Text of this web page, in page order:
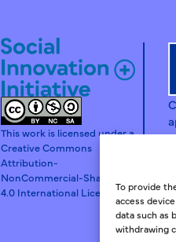
To provide
access
data such as
withdrawing
This work is licensed under a
Creative Commons
Attribution-
NonCommercial-ShareAlike
4.0 International License.